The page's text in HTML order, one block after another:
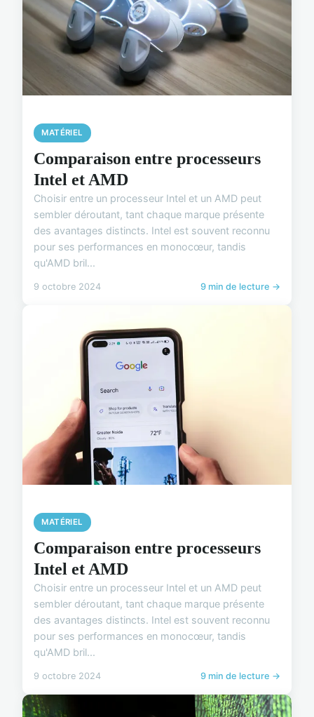
MATÉRIEL
Comparaison entre processeurs
Intel et AMD
Choisir entre un processeur Intel et un AMD peut
sembler déroutant, tant chaque marque présente
des avantages distincts. Intel est souvent reconnu
pour ses performances en monocœur, tandis
qu'AMD bril...
9 octobre 2024 9 min de lecture →
MATÉRIEL
Comparaison entre processeurs
Intel et AMD
Choisir entre un processeur Intel et un AMD peut
sembler déroutant, tant chaque marque présente
des avantages distincts. Intel est souvent reconnu
pour ses performances en monocœur, tandis
qu'AMD bril...
9 octobre 2024 9 min de lecture →